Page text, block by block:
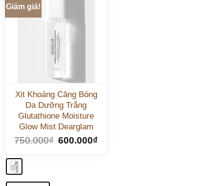
Giảm giá!
Xịt Khoáng Căng Bóng
Da Dưỡng Trắng
Glutathione Moisture
Glow Mist Dearglam
750.000₫ 600.000₫